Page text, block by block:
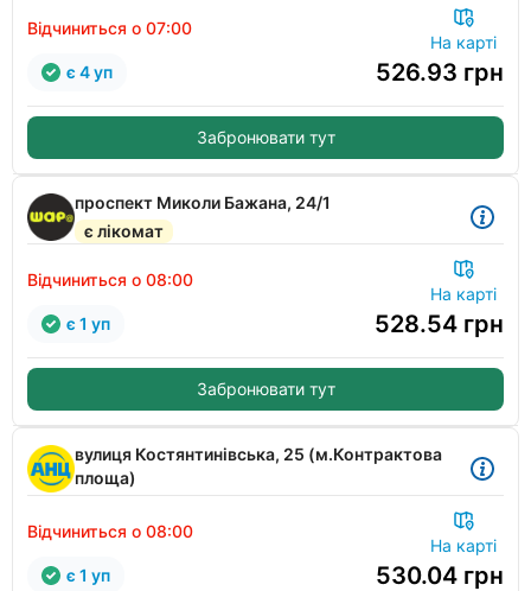
Відчиниться о 07:00
На карті
526.93 грн
є 4 уп
Забронювати тут
проспект Миколи Бажана, 24/1
є лікомат
Відчиниться о 08:00
На карті
528.54 грн
є 1 уп
Забронювати тут
вулиця Костянтинівська, 25 (м.Контрактова
площа)
Відчиниться о 08:00
На карті
530.04 грн
є 1 уп